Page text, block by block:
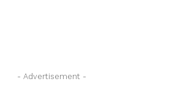
- Advertisement -